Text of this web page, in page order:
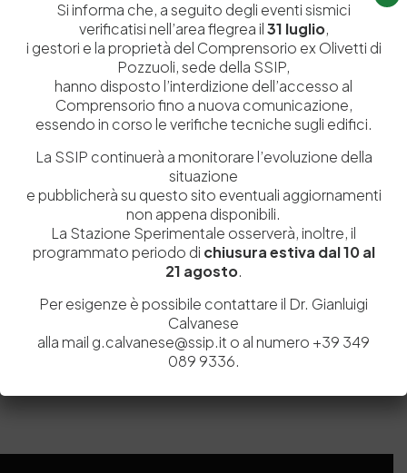
contrassegnati *
prossima volta che commento.
Si informa che, a seguito degli eventi sismici
verificatisi nell’area flegrea il31 luglio,
i gestori e la proprietà del Comprensorio ex Olivetti di
Pozzuoli, sede della SSIP,
hanno disposto l’interdizione dell’accesso al
Comprensorio fino a nuova comunicazione,
essendo in corso le verifiche tecniche sugli edifici.
La SSIP continuerà a monitorare l’evoluzione della
situazione
e pubblicherà su questo sito eventuali aggiornamenti
non appena disponibili.
La Stazione Sperimentale osserverà, inoltre, il
programmato periodo di chiusura estiva dal 10 al
21 agosto.
Per esigenze è possibile contattare il Dr. Gianluigi
Calvanese
alla mail g.calvanese@ssip.it o al numero +39 349
089 9336.